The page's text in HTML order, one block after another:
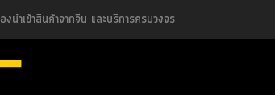
นำเข้าสินค้าจากจีน และบริการครบวงจร